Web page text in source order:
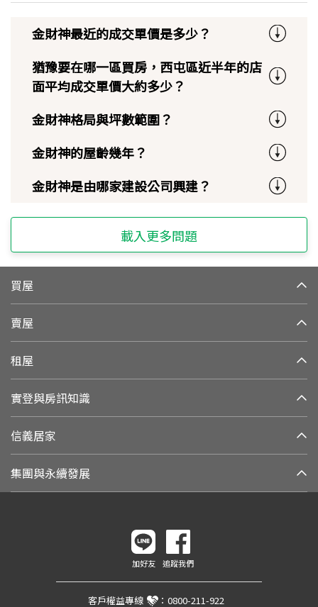
金財神最近的成交單價是多少？
猶豫要在哪一區買房，西屯區近半年的店
面平均成交單價大約多少？
金財神格局與坪數範圍？
金財神的屋齡幾年？
金財神是由哪家建設公司興建？
載入更多問題
買屋
賣屋
租屋
實登與房訊知識
信義居家
集團與永續發展
加好友 追蹤我們
客戶權益專線 ： 0800-211-922